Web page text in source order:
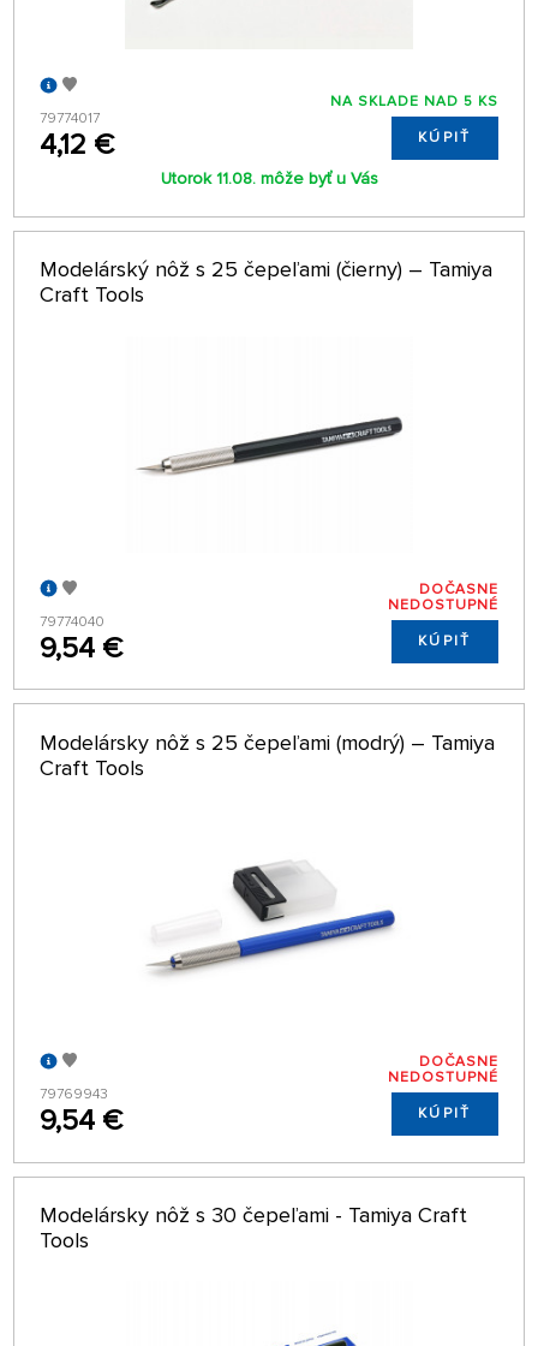
79774017
4,12 €
NA SKLADE NAD 5 KS
KÚPIŤ
Utorok 11.08. môže byť u Vás
Modelárský nôž s 25 čepeľami (čierny) – Tamiya
Craft Tools
79774040
9,54 €
DOČASNE
NEDOSTUPNÉ
KÚPIŤ
Modelársky nôž s 25 čepeľami (modrý) – Tamiya
Craft Tools
79769943
9,54 €
DOČASNE
NEDOSTUPNÉ
KÚPIŤ
Modelársky nôž s 30 čepeľami - Tamiya Craft
Tools